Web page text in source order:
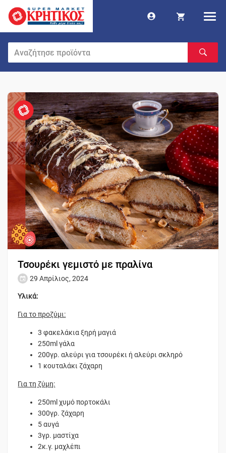
Τσουρέκι γεμιστό με πραλίνα
29 Απρίλιος, 2024
Υλικά:
Για το προζύμι:
3 φακελάκια ξηρή μαγιά
250ml γάλα
200γρ. αλεύρι για τσουρέκι ή αλεύρι σκληρό
1 κουταλάκι ζάχαρη
Για τη ζύμη:
250ml χυμό πορτοκάλι
300γρ. ζάχαρη
5 αυγά
3γρ. μαστίχα
2κ.γ. μαχλέπι